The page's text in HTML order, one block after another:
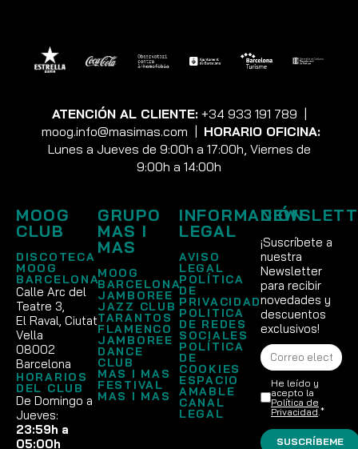
ATENCIÓN AL CLIENTE: +34 933 191 789 |
moog.info@masimas.com | HORARIO OFICINA:
Lunes a Jueves de 9:00h a 17:00h, Viernes de
9:00h a 14:00h
MOOG
CLUB
DISCOTECA
MOOG
BARCELONA
Calle Arc del
Teatre 3,
El Raval, Ciutat
Vella
08002
Barcelona
HORARIOS
DEL CLUB
De Domingo a
Jueves:
23:59h a
05:00h
GRUPO
MAS I
MAS
MOOG
BARCELONA
JAMBOREE
JAZZ CLUB
TARANTOS
FLAMENCO
JAMBOREE
DANCE
CLUB
MAS I MAS
FESTIVAL
MAS I MAS
INFORMACIÓN
LEGAL
AVISO
LEGAL
POLÍTICA
DE
PRIVACIDAD
POLITICA
DE REDES
SOCIALES
POLÍTICA
DE
COOKIES
ESPACIO
AMABLE
CANAL
LEGAL
¡Suscríbete a
nuestra
Newsletter
para recibir
novedades y
descuentos
exclusivos!
He leído y
acepto la
Política de
Privacidad .*
SUSCRÍBEME